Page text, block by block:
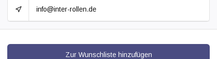
info@inter-rollen.de
Zur Wunschliste hinzufügen